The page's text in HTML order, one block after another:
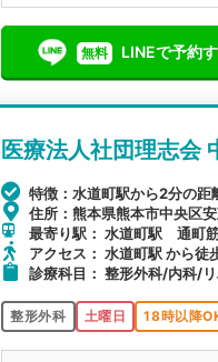
無料 LINEで予約
医療法人社団理志会
特徴：水道町駅から2分の距
住所：熊本県熊本市中央区
最寄り駅： 水道町駅 通町
アクセス： 水道町駅 から徒
診療科目： 整形外科/内科/
整形外科 土曜日 18時以降